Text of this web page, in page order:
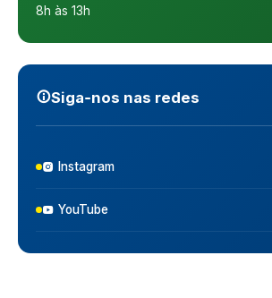
8h às 13h
Siga‑nos nas redes
Instagram
YouTube